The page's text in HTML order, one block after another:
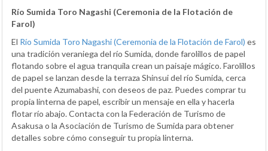
Río Sumida Toro Nagashi (Ceremonia de la Flotación de
Farol)
El Río Sumida Toro Nagashi (Ceremonia de la Flotación de Farol) es
una tradición veraniega del río Sumida, donde farolillos de papel
flotando sobre el agua tranquila crean un paisaje mágico. Farolillos
de papel se lanzan desde la terraza Shinsui del río Sumida, cerca
del puente Azumabashi, con deseos de paz. Puedes comprar tu
propia linterna de papel, escribir un mensaje en ella y hacerla
flotar río abajo. Contacta con la Federación de Turismo de
Asakusa o la Asociación de Turismo de Sumida para obtener
detalles sobre cómo conseguir tu propia linterna.